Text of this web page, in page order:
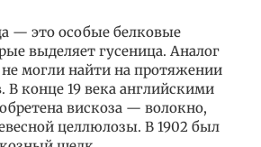
— это особые белковые
выделяет гусеница. Аналог
могли найти на протяжении
В конце 19 века английскими
вискоза — волокно,
целлюлозы. В 1902 был